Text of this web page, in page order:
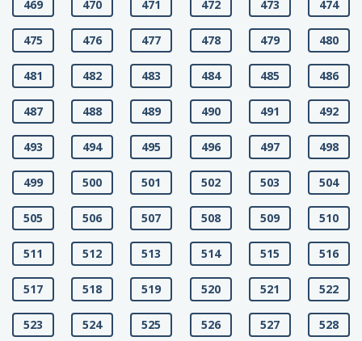
469 470 471 472 473 474
475 476 477 478 479 480
481 482 483 484 485 486
487 488 489 490 491 492
493 494 495 496 497 498
499 500 501 502 503 504
505 506 507 508 509 510
511 512 513 514 515 516
517 518 519 520 521 522
523 524 525 526 527 528